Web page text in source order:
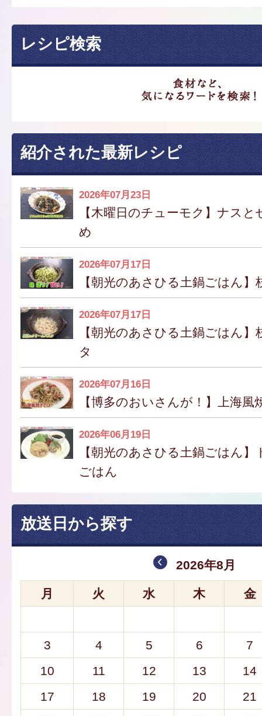
レシピ検索
紹介された最新レシピ
2026年07月23日
【木曜日のチューモク】ナス
め
2026年07月17日
【朝光のあさひる土鍋ごはん】
2026年07月17日
【朝光のあさひる土鍋ごはん
タ
2026年07月16日
【博多のおいさんが！】上海風
2026年06月19日
【朝光のあさひる土鍋ごはん
ごはん
放送日から探す
2026年8月
月 火 水 木 金
3 4 5 6
7
10
11 12 13
14
17
18 19 20
21